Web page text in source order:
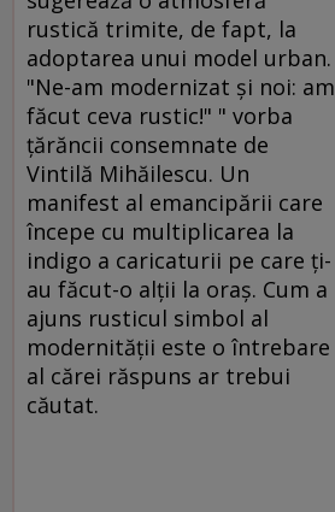
rustică trimite, de fapt, la
adoptarea unui model urban.
"Ne-am modernizat şi noi: am
făcut ceva rustic!" " vorba
ţărăncii consemnate de
Vintilă Mihăilescu. Un
manifest al emancipării care
începe cu multiplicarea la
indigo a caricaturii pe care ţi-
au făcut-o alţii la oraş. Cum a
ajuns rusticul simbol al
modernităţii este o întrebare
al cărei răspuns ar trebui
căutat.